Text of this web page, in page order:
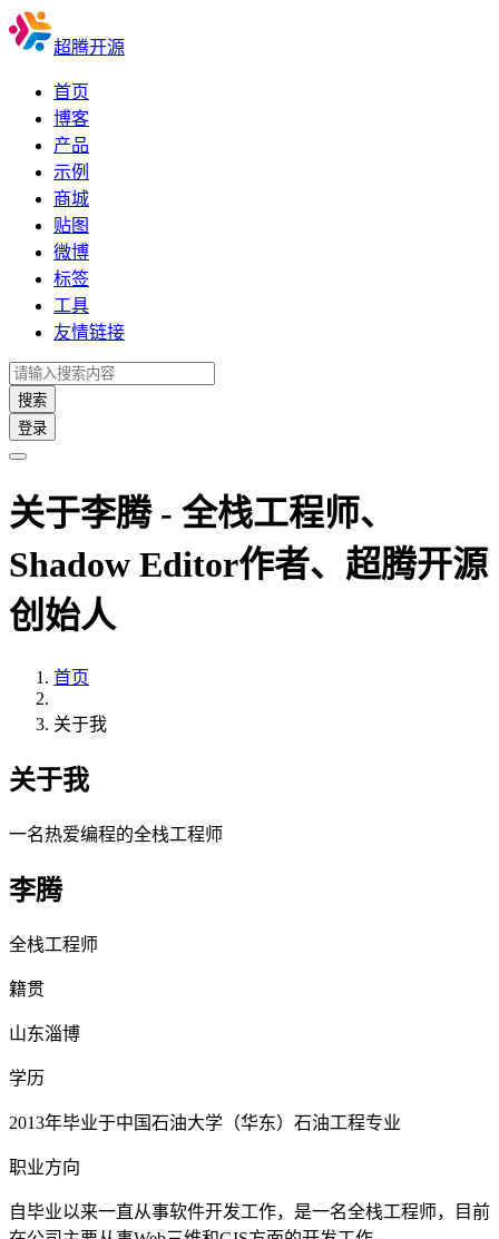
超腾开源
首页
博客
产品
示例
商城
贴图
微博
标签
工具
友情链接
搜索
登录
关于李腾 - 全栈工程师、
Shadow Editor作者、超腾开源
创始人
首页
关于我
关于我
一名热爱编程的全栈工程师
李腾
全栈工程师
籍贯
山东淄博
学历
2013年毕业于中国石油大学（华东）石油工程专业
职业方向
自毕业以来一直从事软件开发工作，是一名全栈工程师，目前